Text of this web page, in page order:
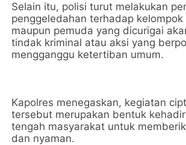
Selain itu, polisi turut melakukan
penggeledahan terhadap kelompok
maupun pemuda yang dicurigai
tindak kriminal atau aksi yang
mengganggu ketertiban umum.
Kapolres menegaskan, kegiatan
tersebut merupakan bentuk
tengah masyarakat untuk
dan nyaman.